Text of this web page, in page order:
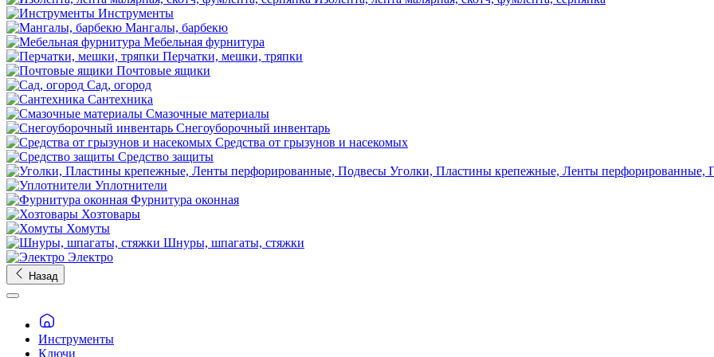
Инструменты
Мангалы, барбекю
Мебельная фурнитура
Перчатки, мешки, тряпки
Почтовые ящики
Сад, огород
Сантехника
Смазочные материалы
Снегоуборочный инвентарь
Средства от грызунов и насекомых
Средство защиты
Уголки, Пластины крепежные, Ленты перфорированные,
Уплотнители
Фурнитура оконная
Хозтовары
Хомуты
Шнуры, шпагаты, стяжки
Электро
Назад
Инструменты
Ключи